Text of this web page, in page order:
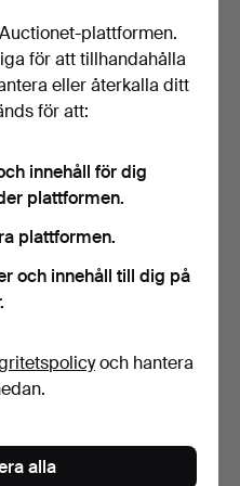
SOFFBORD, Masurbjörk,
superellips, Bruno M…
Klubbades 14 okt 2025
2 bud
plattformen.
för att tillhandahålla
eller återkalla ditt
för att:
innehåll för dig
plattformen.
plattformen.
och innehåll till dig på
och hantera
alla